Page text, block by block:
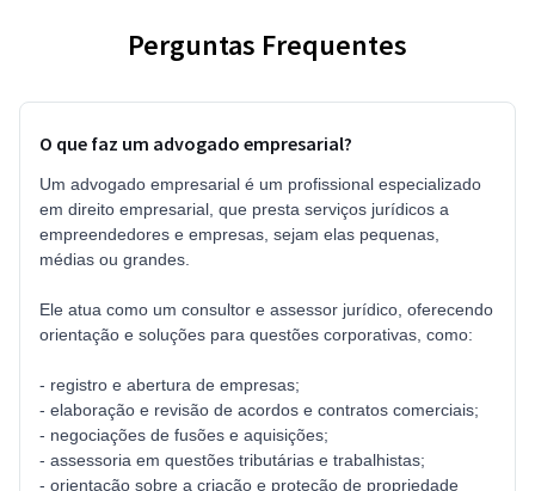
Perguntas Frequentes
O que faz um advogado empresarial?
Um advogado empresarial é um profissional especializado
em direito empresarial, que presta serviços jurídicos a
empreendedores e empresas, sejam elas pequenas,
médias ou grandes.
Ele atua como um consultor e assessor jurídico, oferecendo
orientação e soluções para questões corporativas, como:
- registro e abertura de empresas;
- elaboração e revisão de acordos e contratos comerciais;
- negociações de fusões e aquisições;
- assessoria em questões tributárias e trabalhistas;
- orientação sobre a criação e proteção de propriedade